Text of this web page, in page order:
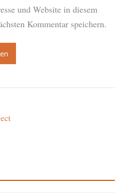
und Website in diesem
Kommentar speichern.